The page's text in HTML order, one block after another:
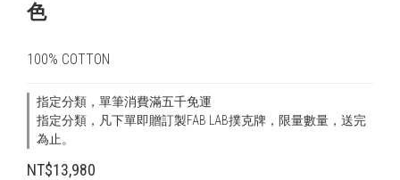
色
100% COTTON
指定分類，單筆消費滿五千免運
指定分類，凡下單即贈訂製FAB LAB撲克牌，限量數量，送完
為止。
NT$13,980